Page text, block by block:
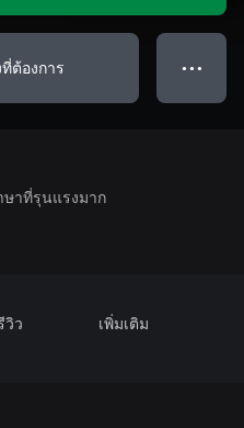
ต้องการ ● ● ●
ษาที่รุนแรงมาก
วิว เพิ่มเติม